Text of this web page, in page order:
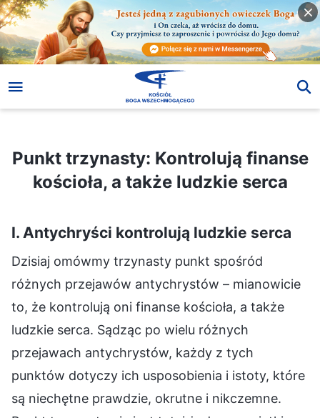
Punkt trzynasty: Kontrolują finanse
kościoła, a także ludzkie serca
I. Antychryści kontrolują ludzkie serca
Dzisiaj omówmy trzynasty punkt spośród
różnych przejawów antychrystów – mianowicie
to, że kontrolują oni finanse kościoła, a także
ludzkie serca. Sądząc po wielu różnych
przejawach antychrystów, każdy z tych
punktów dotyczy ich usposobienia i istoty, które
są niechętne prawdzie, okrutne i nikczemne.